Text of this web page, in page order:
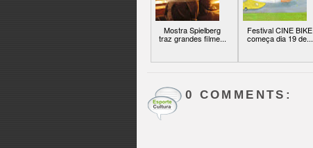
Mostra Spielberg
traz grandes filme...
Festival CINE BIKE
começa dia 19 de...
0 COMMENTS: